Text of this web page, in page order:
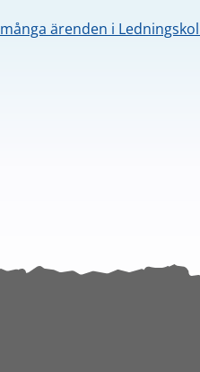
ärenden i